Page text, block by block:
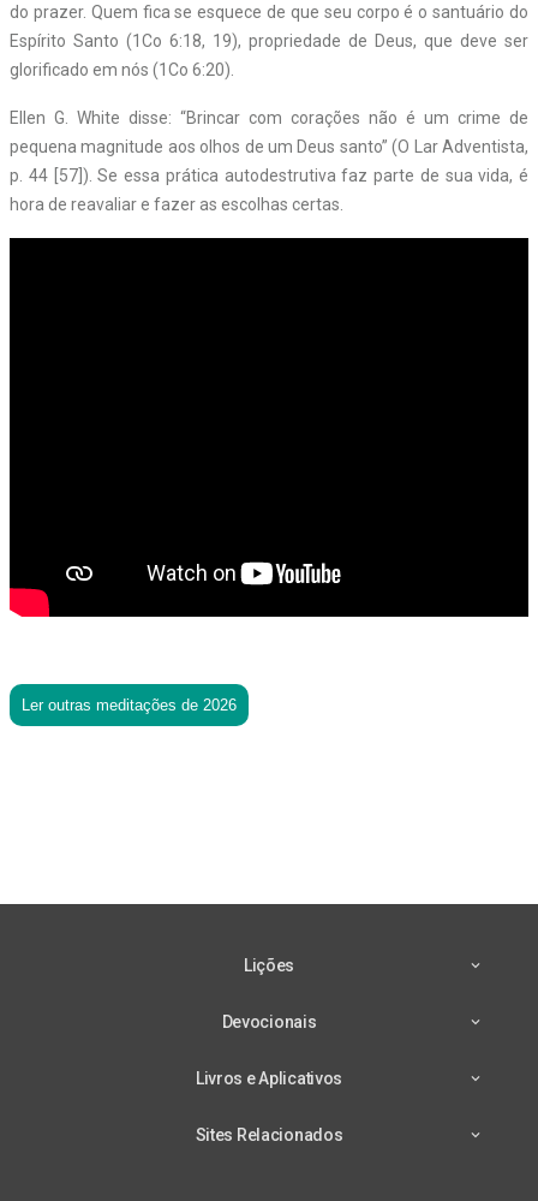
do prazer. Quem fica se esquece de que seu corpo é o santuário do
Espírito Santo (1Co 6:18, 19), propriedade de Deus, que deve ser
glorificado em nós (1Co 6:20).
Ellen G. White disse: “Brincar com corações não é um crime de
pequena magnitude aos olhos de um Deus santo” (O Lar Adventista,
p. 44 [57]). Se essa prática autodestrutiva faz parte de sua vida, é
hora de reavaliar e fazer as escolhas certas.
Ler outras meditações de 2026
Lições
Devocionais
Livros e Aplicativos
Sites Relacionados